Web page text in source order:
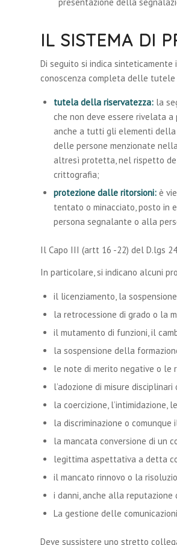
IL SISTEMA DI
Di seguito si indica
conoscenza completa delle tutele
tutela della riservatezza: la
che non deve essere rivelata
anche a tutti gli elementi della
delle persone menzionate
altresì protetta, nel rispetto
crittografia;
protezione dalle ritorsioni: è
tentato o minacciato, posto in
persona segnalante o alla
Il Capo III (artt 16 -22) del D.lgs
In particolare, si indicano alcuni
il licenziamento, la
la retrocessione di grado o la
il mutamento di funzioni, il
la sospensione della
le note di merito negative o le
l’adozione di misure
la coercizione, l’intimidazione,
la discriminazione o
la mancata conversione di un
legittima aspettativa a detta
il mancato rinnovo o la
i danni, anche alla reputazione
La gestione delle
Deve sussistere uno stretto